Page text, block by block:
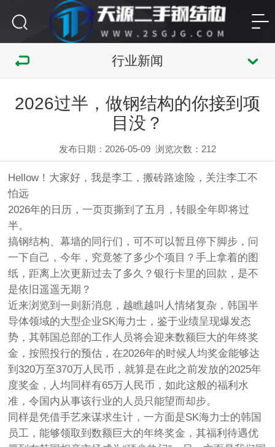
行业新闻
2026过半，做钢结构的你接到项
目没？
发布日期：2026-05-09 浏览次数： 212
Hellow！大家好，我是李工，搬砖路途险，关注李工不
怕远
2026年的日历，一页页撕到了五月，转眼全年即将过
半。
搞钢结构、幕墙的同行们，可不可以暂且停下脚步，问
一下自己，今年，究竟签了多少个项目？手上拿着的图
纸，距离上次更新过去了多久？银行卡里的回款，是不
是依旧遥遥无期？
近来浏览到一则新消息，越瞧越叫人情绪复杂，韩国半
导体领域的大型企业SK海力士，鉴于业绩呈现爆发态
势，其韩国总部的工作人员将会迎来数额巨大的年终奖
金，按照投行的预估，在2026年的时候人均奖金能够达
到320万至370万人民币，就算是在此之前发放的2025年
度奖金，人均同样有65万人民币，如此这般的福利水
准，令国内从事该行业的人员只能望而却步。
同样是凭借手艺来谋求生计，一方面是SK海力士的韩国
员工，能够领取到数额巨大的年终奖金，其福利待遇优